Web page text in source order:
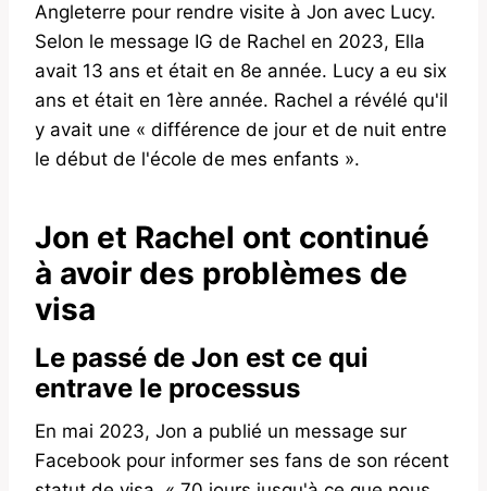
Angleterre pour rendre visite à Jon avec Lucy.
Selon le message IG de Rachel en 2023, Ella
avait 13 ans et était en 8e année. Lucy a eu six
ans et était en 1ère année. Rachel a révélé qu'il
y avait une « différence de jour et de nuit entre
le début de l'école de mes enfants ».
Jon et Rachel ont continué
à avoir des problèmes de
visa
Le passé de Jon est ce qui
entrave le processus
En mai 2023, Jon a publié un message sur
Facebook pour informer ses fans de son récent